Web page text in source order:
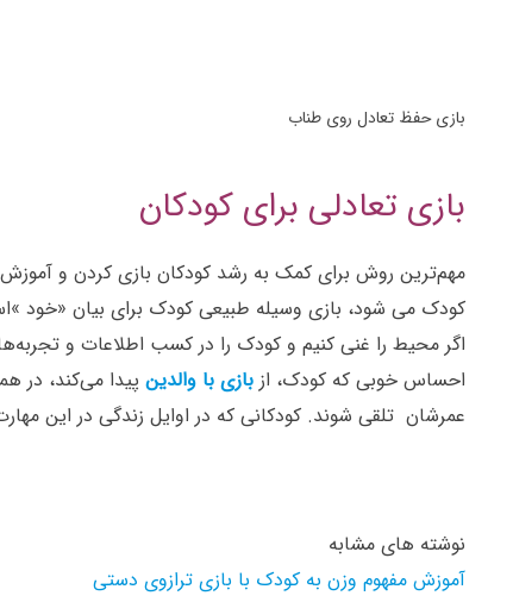
بازی حفظ تعادل روی طناب
بازی تعادلی برای کودکان
مهم‌ترین روش برای کمک به رشد کودکان بازی کردن و
کودک می شود، بازی وسیله طبیعی کودک برای بیان «خود
اگر محیط را غنی کنیم و کودک را در کسب اطلاعات و
احساس خوبی که کودک، از بازی با والدین پیدا می‌کند، در
عمرشان تلقی شوند. کودکانی که در اوایل زندگی در این
نوشته های مشابه
آموزش مفهوم وزن به کودک با بازی ترازوی دستی